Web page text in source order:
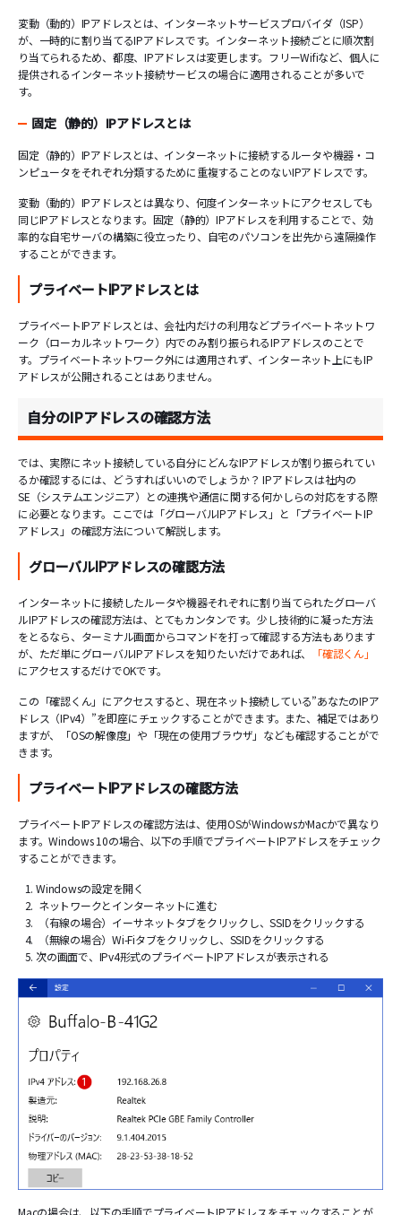
変動（動的）IPアドレスとは、インターネットサービスプロバイダ（ISP）
が、一時的に割り当てるIPアドレスです。インターネット接続ごとに順次割
り当てられるため、都度、IPアドレスは変更します。フリーWifiなど、個人に
提供されるインターネット接続サービスの場合に適用されることが多いで
す。
固定（静的）IPアドレスとは
固定（静的）IPアドレスとは、インターネットに接続するルータや機器・コ
ンピュータをそれぞれ分類するために重複することのないIPアドレスです。
変動（動的）IPアドレスとは異なり、何度インターネットにアクセスしても
同じIPアドレスとなります。固定（静的）IPアドレスを利用することで、効
率的な自宅サーバの構築に役立ったり、自宅のパソコンを出先から遠隔操作
することができます。
プライベートIPアドレスとは
プライベートIPアドレスとは、会社内だけの利用などプライベートネットワ
ーク（ローカルネットワーク）内でのみ割り振られるIPアドレスのことで
す。プライベートネットワーク外には適用されず、インターネット上にもIP
アドレスが公開されることはありません。
自分のIPアドレスの確認方法
では、実際にネット接続している自分にどんなIPアドレスが割り振られてい
るか確認するには、どうすればいいのでしょうか？ IPアドレスは社内の
SE（システムエンジニア）との連携や通信に関する何かしらの対応をする際
に必要となります。ここでは「グローバルIPアドレス」と「プライベートIP
アドレス」の確認方法について解説します。
グローバルIPアドレスの確認方法
インターネットに接続したルータや機器それぞれに割り当てられたグローバ
ルIPアドレスの確認方法は、とてもカンタンです。少し技術的に凝った方法
をとるなら、ターミナル画面からコマンドを打って確認する方法もあります
が、ただ単にグローバルIPアドレスを知りたいだけであれば、
「確認くん」
にアクセスするだけでOKです。
この「確認くん」にアクセスすると、現在ネット接続している”あなたのIPア
ドレス（IPv4）”を即座にチェックすることができます。また、補足ではあり
ますが、「OSの解像度」や「現在の使用ブラウザ」なども確認することがで
きます。
プライベートIPアドレスの確認方法
プライベートIPアドレスの確認方法は、使用OSがWindowsかMacかで異なり
ます。Windows 10の場合、以下の手順でプライベートIPアドレスをチェック
することができます。
Windowsの設定を開く
ネットワークとインターネットに進む
（有線の場合）イーサネットタブをクリックし、SSIDをクリックする
（無線の場合）Wi-Fiタブをクリックし、SSIDをクリックする
次の画面で、IPv4形式のプライベートIPアドレスが表示される